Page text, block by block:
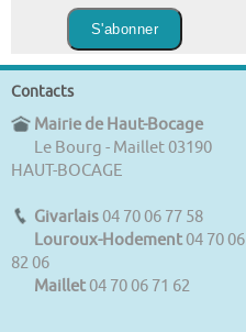
Contacts
Mairie de Haut-Bocage
Le Bourg - Maillet 03190
HAUT-BOCAGE
Givarlais 04 70 06 77 58
Louroux-Hodement 04 70 06
82 06
Maillet 04 70 06 71 62